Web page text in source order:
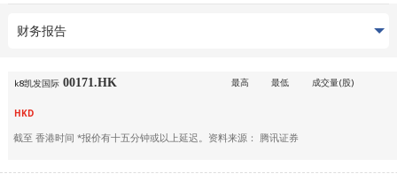
财务报告
k8凯发国际 00171.HK 最高 最低 成交量(股)
HKD
截至 香港时间 *报价有十五分钟或以上延迟。资料来源： 腾讯证券